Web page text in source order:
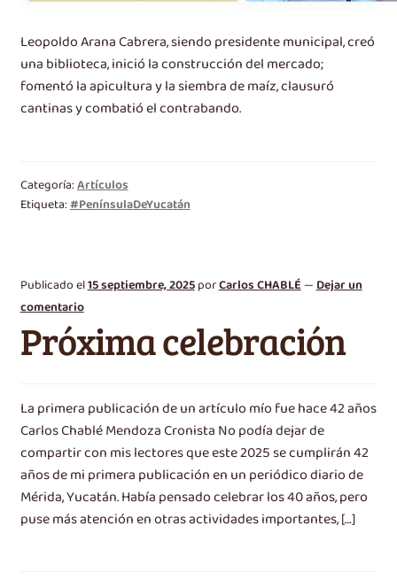
Leopoldo Arana Cabrera, siendo presidente municipal, creó
una biblioteca, inició la construcción del mercado;
fomentó la apicultura y la siembra de maíz, clausuró
cantinas y combatió el contrabando.
Categoría:Artículos
Etiqueta:#PenínsulaDeYucatán
Publicado el15 septiembre, 2025porCarlos CHABLÉ—Dejar un
comentario
Próxima celebración
La primera publicación de un artículo mío fue hace 42 años
Carlos Chablé Mendoza Cronista No podía dejar de
compartir con mis lectores que este 2025 se cumplirán 42
años de mi primera publicación en un periódico diario de
Mérida, Yucatán. Había pensado celebrar los 40 años, pero
puse más atención en otras actividades importantes, […]